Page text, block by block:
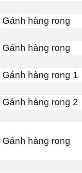
Gánh hàng rong
Gánh hàng rong
Gánh hàng rong 1
Gánh hàng rong 2
Gánh hàng rong